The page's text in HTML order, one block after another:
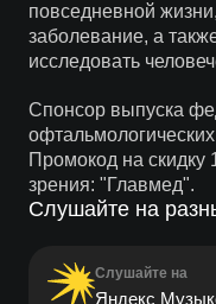
повседневной
заболевание, а
исследовать
Спонсор выпуска
Промокод на скидку
зрения: "Главмед".
Слушайте на
Слушайте на
Яндекс